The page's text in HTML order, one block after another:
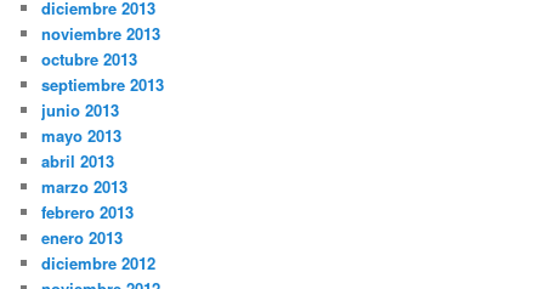
diciembre 2013
noviembre 2013
octubre 2013
septiembre 2013
junio 2013
mayo 2013
abril 2013
marzo 2013
febrero 2013
enero 2013
diciembre 2012